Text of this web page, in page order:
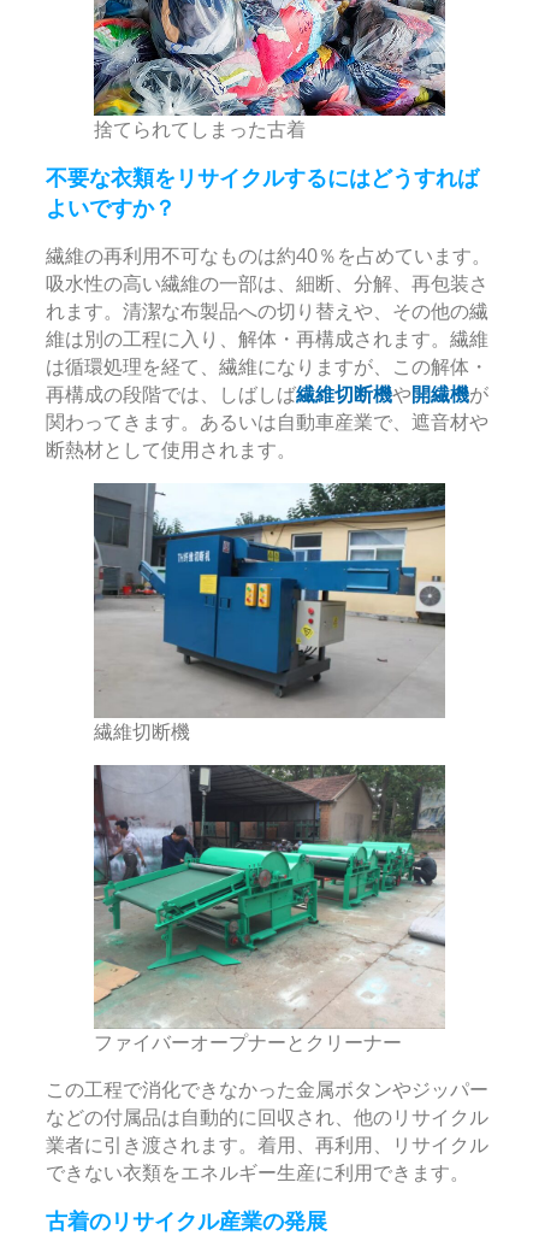
捨てられてしまった古着
不要な衣類をリサイクルするにはどうすれば
よいですか？
繊維の再利用不可なものは約40％を占めています。
吸水性の高い繊維の一部は、細断、分解、再包装さ
れます。清潔な布製品への切り替えや、その他の繊
維は別の工程に入り、解体・再構成されます。繊維
は循環処理を経て、繊維になりますが、この解体・
再構成の段階では、しばしば繊維切断機や開繊機が
関わってきます。あるいは自動車産業で、遮音材や
断熱材として使用されます。
繊維切断機
ファイバーオープナーとクリーナー
この工程で消化できなかった金属ボタンやジッパー
などの付属品は自動的に回収され、他のリサイクル
業者に引き渡されます。着用、再利用、リサイクル
できない衣類をエネルギー生産に利用できます。
古着のリサイクル産業の発展